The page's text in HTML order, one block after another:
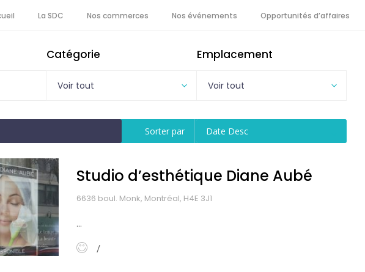
La SDC Nos commerces Nos événements Opportunités d’affaires
Catégorie
Voir tout
Emplacement
Voir tout
Sorter par Date Desc
Studio d’esthétique Diane Aubé
6636 boul. Monk, Montréal, H4E 3J1
...